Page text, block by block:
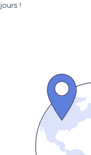
jours !